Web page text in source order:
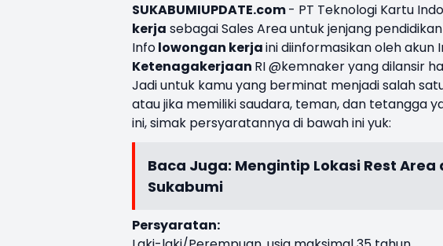
SUKABUMIUPDATE.com- PT Teknologi Kartu
kerja sebagai Sales Area untuk jenjang
Infolowongan kerjaini diinformasikan oleh akun
Ketenagakerjaan RI @kemnaker yang dilansir
Jadi untuk kamu yang berminat menjadi salah
atau jika memiliki saudara, teman, dan tetangga
ini, simak persyaratannya di bawah ini yuk:
Baca Juga: Mengintip Lokasi Rest Area
Sukabumi
Persyaratan: